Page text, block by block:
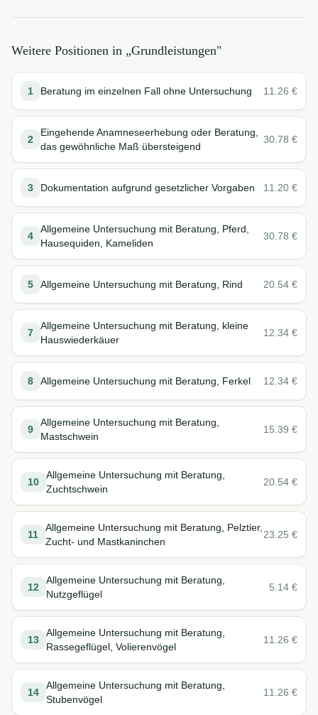
Weitere Positionen in „Grundleistungen"
1 Beratung im einzelnen Fall ohne Untersuchung 11.26 €
2
Eingehende Anamneseerhebung oder Beratung,
das gewöhnliche Maß übersteigend
30.78 €
3 Dokumentation aufgrund gesetzlicher Vorgaben 11.20 €
4
Allgemeine Untersuchung mit Beratung, Pferd,
Hausequiden, Kameliden
30.78 €
5 Allgemeine Untersuchung mit Beratung, Rind 20.54 €
7
Allgemeine Untersuchung mit Beratung, kleine
Hauswiederkäuer
12.34 €
8 Allgemeine Untersuchung mit Beratung, Ferkel 12.34 €
9
Allgemeine Untersuchung mit Beratung,
Mastschwein
15.39 €
10
Allgemeine Untersuchung mit Beratung,
Zuchtschwein
20.54 €
11
Allgemeine Untersuchung mit Beratung, Pelztier,
Zucht- und Mastkaninchen
23.25 €
12
Allgemeine Untersuchung mit Beratung,
Nutzgeflügel
5.14 €
13
Allgemeine Untersuchung mit Beratung,
Rassegeflügel, Volierenvögel
11.26 €
14
Allgemeine Untersuchung mit Beratung,
Stubenvögel
11.26 €